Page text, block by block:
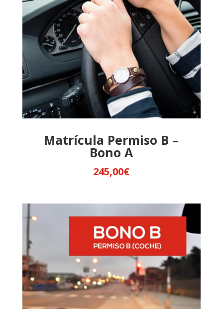
Matrícula Permiso B –
Bono A
245,00€